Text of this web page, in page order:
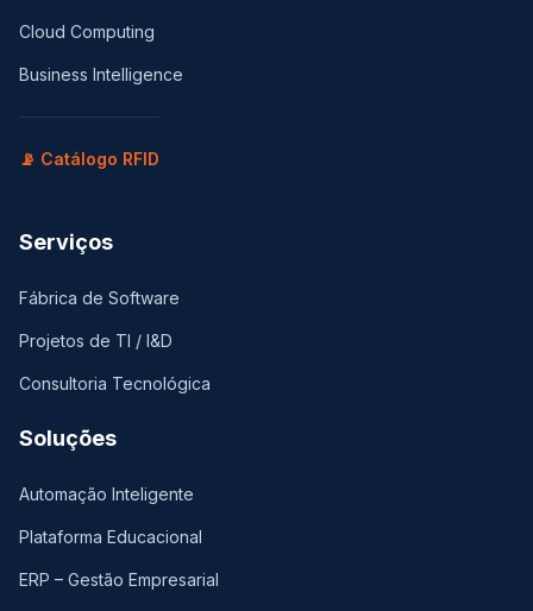
Cloud Computing
Business Intelligence
📡 Catálogo RFID
Serviços
Fábrica de Software
Projetos de TI / I&D
Consultoria Tecnológica
Soluções
Automação Inteligente
Plataforma Educacional
ERP – Gestão Empresarial